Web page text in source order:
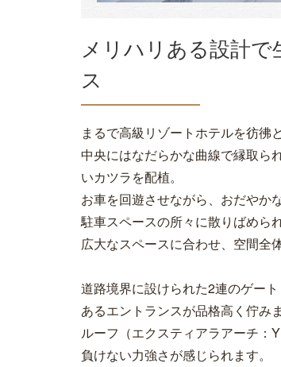
メリハリある設計
ス
まるで高級リゾートホテルを彷彿
中央にはなだらかな曲線で縁取ら
いカツラを配植。
お車を回遊させながら、おだやか
駐車スペースの所々に散りばめら
広大なスペースに合わせ、空間全
道路境界に設けられた2連のゲー
あるエントランスが品格高く佇みま
ルーフ（エクスティアラアーチ：
負けない力強さが感じられます。